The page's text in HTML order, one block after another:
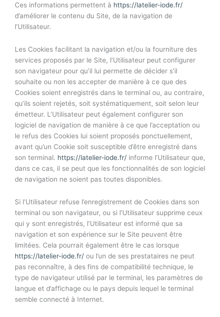
Ces informations permettent à https://latelier-iode.fr/
d’améliorer le contenu du Site, de la navigation de
l’Utilisateur.
Les Cookies facilitant la navigation et/ou la fourniture des
services proposés par le Site, l’Utilisateur peut configurer
son navigateur pour qu’il lui permette de décider s’il
souhaite ou non les accepter de manière à ce que des
Cookies soient enregistrés dans le terminal ou, au contraire,
qu’ils soient rejetés, soit systématiquement, soit selon leur
émetteur. L’Utilisateur peut également configurer son
logiciel de navigation de manière à ce que l’acceptation ou
le refus des Cookies lui soient proposés ponctuellement,
avant qu’un Cookie soit susceptible d’être enregistré dans
son terminal. https://latelier-iode.fr/ informe l’Utilisateur que,
dans ce cas, il se peut que les fonctionnalités de son logiciel
de navigation ne soient pas toutes disponibles.
Si l’Utilisateur refuse l’enregistrement de Cookies dans son
terminal ou son navigateur, ou si l’Utilisateur supprime ceux
qui y sont enregistrés, l’Utilisateur est informé que sa
navigation et son expérience sur le Site peuvent être
limitées. Cela pourrait également être le cas lorsque
https://latelier-iode.fr/ ou l’un de ses prestataires ne peut
pas reconnaître, à des fins de compatibilité technique, le
type de navigateur utilisé par le terminal, les paramètres de
langue et d’affichage ou le pays depuis lequel le terminal
semble connecté à Internet.